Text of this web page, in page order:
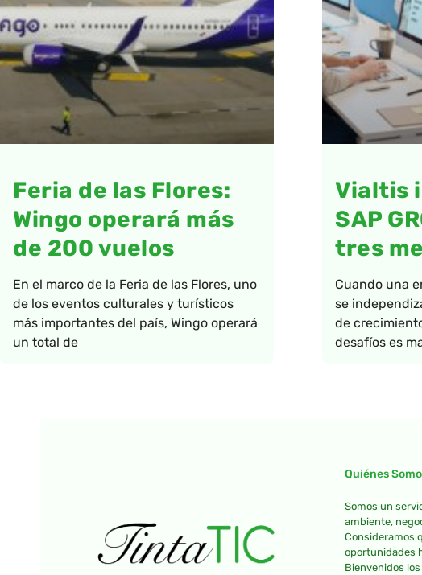
Feria de las Flores:
Wingo operará más
de 200 vuelos
En el marco de la Feria de las Flores, uno
de los eventos culturales y turísticos
más importantes del país, Wingo operará
un total de
Vialtis
SAP
tres
Cuando una
se
de
desafíos es
Quiénes
Somos un
ambiente,
Consideramos
oportunidades
Bienvenidos